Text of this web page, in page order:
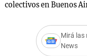
colectivos en Buenos
Mirá las
News
Mundial